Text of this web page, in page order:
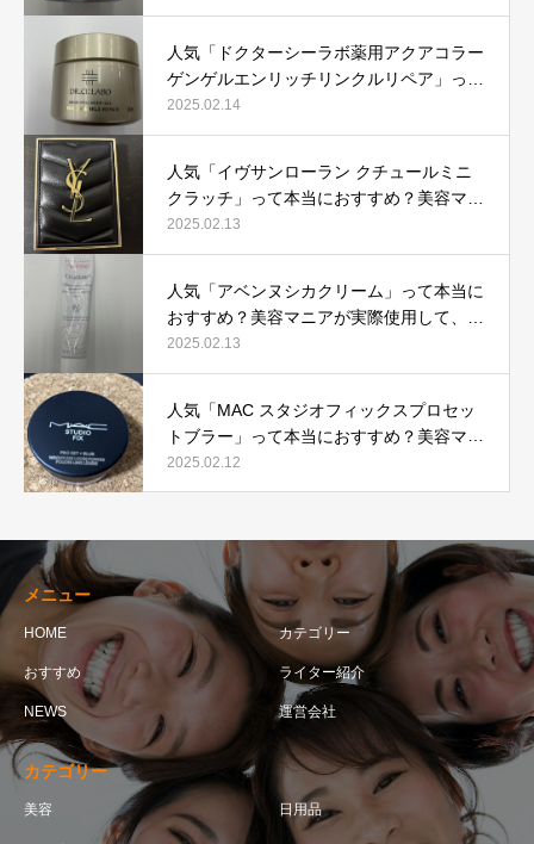
人気「ドクターシーラボ薬用アクアコラー
ゲンゲルエンリッチリンクルリペア」って
本当におすすめ？美容マニアが実際使用し
て口コミを検証
2025.02.14
人気「イヴサンローラン クチュールミニ
クラッチ」って本当におすすめ？美容マニ
アが実際使用して口コミを検証！
2025.02.13
人気「アベンヌシカクリーム」って本当に
おすすめ？美容マニアが実際使用して、口
コミを検証！
2025.02.13
人気「MAC スタジオフィックスプロセッ
トブラー」って本当におすすめ？美容マニ
アが実際使用して口コミを検証！
2025.02.12
メニュー
HOME カテゴリー
おすすめ ライター紹介
NEWS 運営会社
カテゴリー
美容 日用品